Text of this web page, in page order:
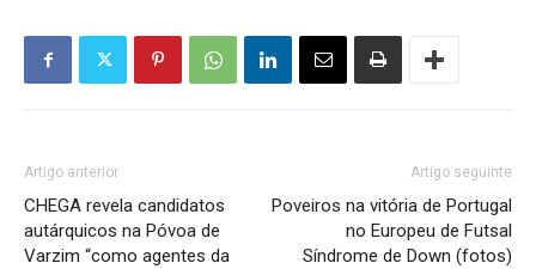
Artigo anterior
CHEGA revela candidatos
autárquicos na Póvoa de
Varzim “como agentes da
Artigo seguinte
Poveiros na vitória de Portugal
no Europeu de Futsal
Síndrome de Down (fotos)